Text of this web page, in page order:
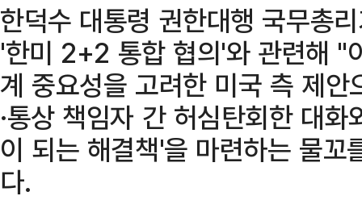
한덕수 대통령 권한대행 국무총
'한미 2+2 통합 협의'와 관련해 "
계 중요성을 고려한 미국 측 제
·통상 책임자 간 허심탄회한 대
이 되는 해결책'을 마련하는 물
다.